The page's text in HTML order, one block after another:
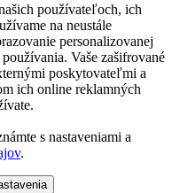
používateľoch, ich
na neustále
personalizovanej
Vaše zašifrované
poskytovateľmi a
ich online reklamných
s nastaveniami a
.